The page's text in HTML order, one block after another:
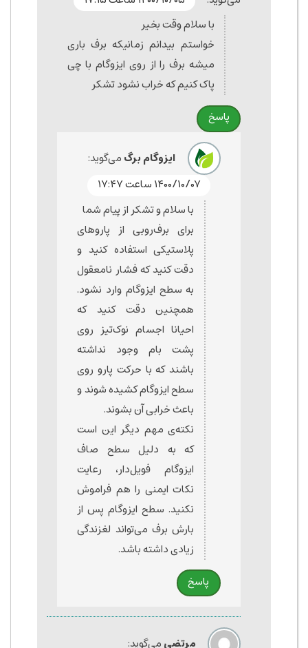
با سلام وقت بخیر
خواستم بیدانم زمانیکه برف باری
میشه برف را از روی ایزوگام با چی
پاک کنیم که خراب نشود تشکر
پاسخ
ایزوگام برگمی‌گوید:
۱۴۰۰/۱۰/۰۷ ساعت ۱۷:۴۷
با سلام و تشکر از پیام شما
برای برف‌روبی از پاروهای
پلاستیکی استفاده کنید و
دقت کنید که فشار نامعقول
به سطح ایزوگام وارد نشود.
همچنین دقت کنید که
احیانا اجسام نوک‌تیز روی
پشت بام وجود نداشته
باشند که با حرکت پارو روی
سطح ایزوگام کشیده شوند و
باعث خرابی آن بشوند.
نکته‌ی مهم دیگر این است
که به دلیل سطح صاف
ایزوگام فویل‌دار، رعایت
نکات ایمنی را هم فراموش
نکنید. سطح ایزوگام پس از
بارش برف می‌تواند لغزندگی
زیادی داشته باشد.
پاسخ
مرتضیمی‌گوید: